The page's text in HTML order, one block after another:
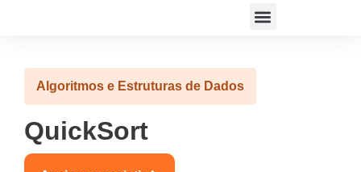
Algoritmos e Estruturas de Dados
QuickSort